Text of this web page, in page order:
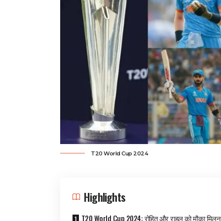
T20 World Cup 2024
Highlights
T20 World Cup 2024: रोहित और राहुल को मौका